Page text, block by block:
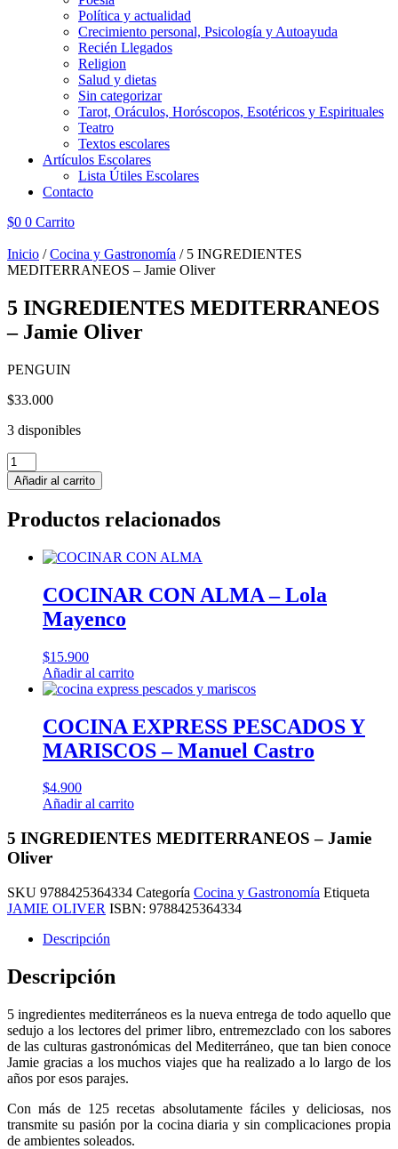
Política y actualidad
Crecimiento personal, Psicología y Autoayuda
Recién Llegados
Religion
Salud y dietas
Sin categorizar
Tarot, Oráculos, Horóscopos, Esotéricos y Espirituales
Teatro
Textos escolares
Artículos Escolares
Lista Útiles Escolares
Contacto
$0 0 Carrito
Inicio /Cocina y Gastronomía / 5 INGREDIENTES
MEDITERRANEOS – Jamie Oliver
5 INGREDIENTES MEDITERRANEOS
– Jamie Oliver
PENGUIN
$33.000
3 disponibles
5
INGREDIENTES
MEDITERRANEOS
Jamie
cantidad
Añadir al carrito
Productos relacionados
COCINAR CON ALMA – Lola
Mayenco
$15.900
Añadir al carrito
COCINA EXPRESS PESCADOS Y
MARISCOS – Manuel Castro
$4.900
Añadir al carrito
5 INGREDIENTES MEDITERRANEOS – Jamie
Oliver
SKU 9788425364334 Categoría Cocina y Gastronomía Etiqueta
JAMIE OLIVER ISBN: 9788425364334
Descripción
Descripción
5 ingredientes mediterráneos es la nueva entrega de todo aquello que
sedujo a los lectores del primer libro, entremezclado con los sabores
de las culturas gastronómicas del Mediterráneo, que tan bien conoce
Jamie gracias a los muchos viajes que ha realizado a lo largo de los
años por esos parajes.
Con más de 125 recetas absolutamente fáciles y deliciosas, nos
transmite su pasión por la cocina diaria y sin complicaciones propia
de ambientes soleados.